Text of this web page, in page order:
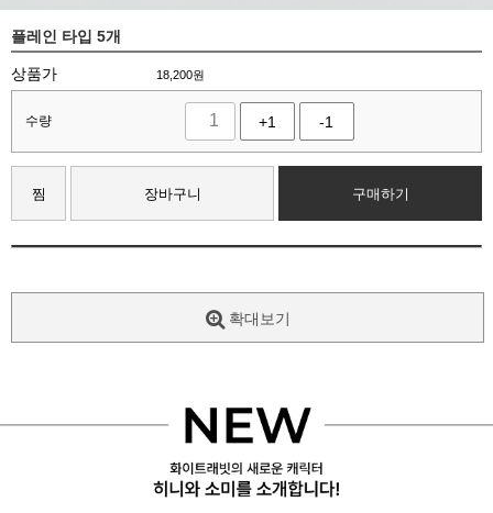
플레인 타입 5개
상품가 18,200원
수량 +1 -1
찜 장바구니 구매하기
확대보기